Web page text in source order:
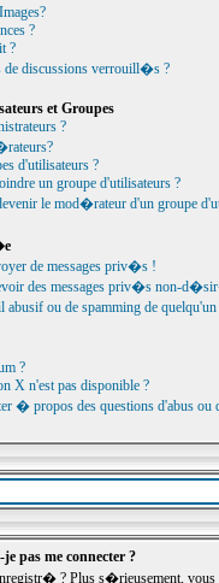
?
?
de discussions verrouill�s ?
et Groupes
?
d'utilisateurs ?
un groupe d'utilisateurs ?
le mod�rateur d'un groupe
de messages priv�s !
des messages priv�s non-
ou de spamming de
?
X n'est pas disponible ?
� propos des questions d'abus
pas me connecter ?
? Plus s�rieusement,